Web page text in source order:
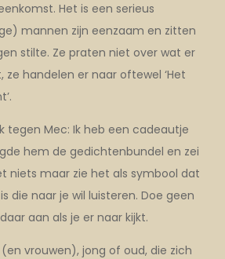
Het is een serieus
mannen zijn eenzaam en zitten
stilte. Ze praten niet over wat er
handelen er naar oftewel ‘Het
tegen Mec: Ik heb een cadeautje
hem de gedichtenbundel en zei
niets maar zie het als symbool dat
die naar je wil luisteren. Doe geen
aan als je er naar kijkt.
vrouwen), jong of oud, die zich